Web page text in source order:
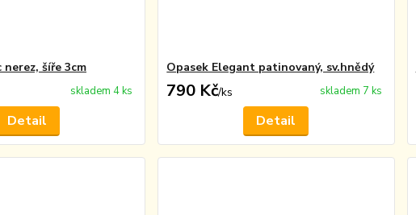
nerez, šíře 3cm
skladem 4 ks
Detail
Opasek Elegant patinovaný, sv.hnědý
790 Kč/ks skladem 7 ks
Detail